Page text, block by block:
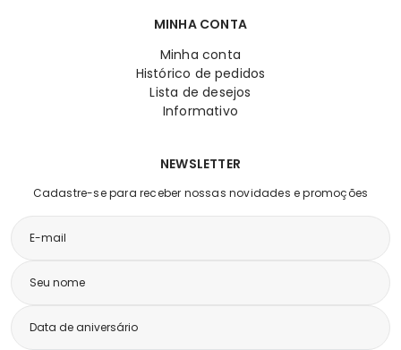
MINHA CONTA
Minha conta
Histórico de pedidos
Lista de desejos
Informativo
NEWSLETTER
Cadastre-se para receber nossas novidades e promoções